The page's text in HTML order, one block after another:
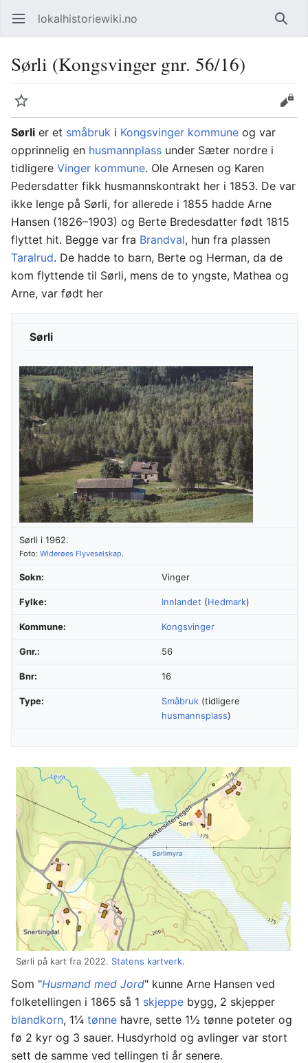
Åpne hovedmenyen lokalhistoriewiki.no Søk
Sørli (Kongsvinger gnr. 56/16)
Overvåk
Rediger
Sørli er et småbruk i Kongsvinger kommune og var
opprinnelig en husmannplass under Sæter nordre i
tidligere Vinger kommune. Ole Arnesen og Karen
Pedersdatter fikk husmannskontrakt her i 1853. De var
ikke lenge på Sørli, for allerede i 1855 hadde Arne
Hansen (1826–1903) og Berte Bredesdatter født 1815
flyttet hit. Begge var fra Brandval, hun fra plassen
Taralrud. De hadde to barn, Berte og Herman, da de
kom flyttende til Sørli, mens de to yngste, Mathea og
Arne, var født her
Sørli
Sørli i 1962.
Foto: Widerøes Flyveselskap.
Sokn: Vinger
Fylke: Innlandet (Hedmark)
Kommune: Kongsvinger
Gnr.: 56
Bnr: 16
Type: Småbruk (tidligere
husmannsplass)
Sørli på kart fra 2022. Statens kartverk.
Som "Husmand med Jord" kunne Arne Hansen ved
folketellingen i 1865 så 1 skjeppe bygg, 2 skjepper
blandkorn, 1¼ tønne havre, sette 1½ tønne poteter og
fø 2 kyr og 3 sauer. Husdyrhold og avlinger var stort
sett de samme ved tellingen ti år senere.